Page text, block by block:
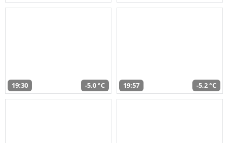
19:30 -5,0 °C 19:57 -5,2 °C